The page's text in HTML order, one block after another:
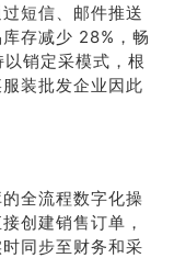
短信、邮件推送
存减少 28%，畅
销定采模式，根
装批发企业因此
全流程数字化操
创建销售订单，
同步至财务和采